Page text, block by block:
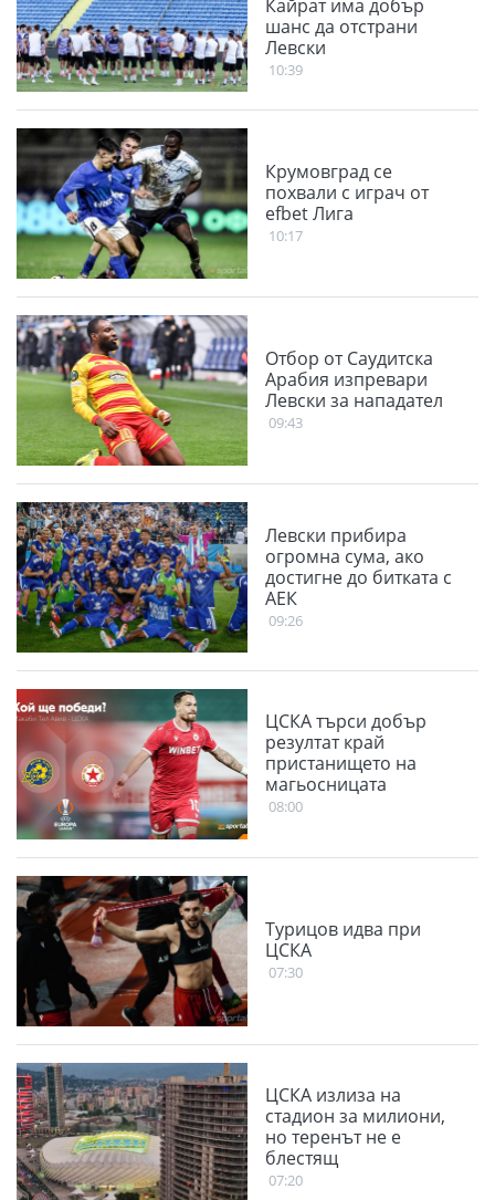
Кайрат има добър
шанс да отстрани
Левски
10:39
Крумовград се
похвали с играч от
efbet Лига
10:17
Отбор от Саудитска
Арабия изпревари
Левски за нападател
09:43
Левски прибира
огромна сума, ако
достигне до битката с
АЕК
09:26
ЦСКА търси добър
резултат край
пристанището на
магьосницата
08:00
Турицов идва при
ЦСКА
07:30
ЦСКА излиза на
стадион за милиони,
но теренът не е
блестящ
07:20